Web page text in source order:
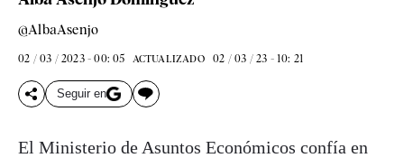
@AlbaAsenjo
02 / 03 / 2023 - 00: 05 ACTUALIZADO 02 / 03 / 23 - 10: 21
Seguir en
El Ministerio de Asuntos Económicos confía en